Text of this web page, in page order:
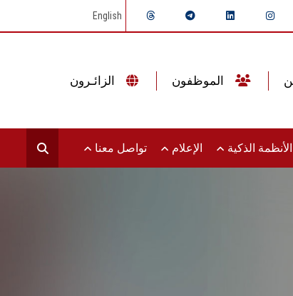
English
الأنظمة الذكية الإعلام تواصل معنا